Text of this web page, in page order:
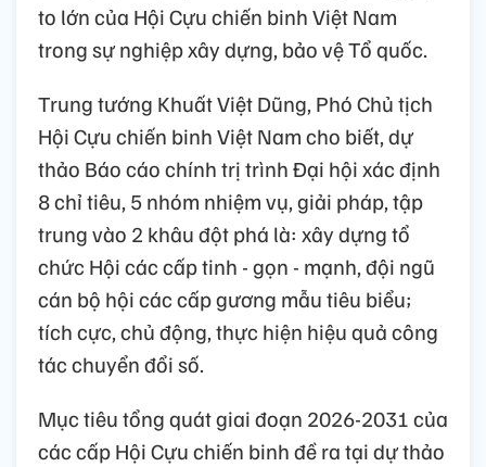
to lớn của Hội Cựu chiến binh Việt Nam
trong sự nghiệp xây dựng, bảo vệ Tổ quốc.
Trung tướng Khuất Việt Dũng, Phó Chủ tịch
Hội Cựu chiến binh Việt Nam cho biết, dự
thảo Báo cáo chính trị trình Đại hội xác định
8 chỉ tiêu, 5 nhóm nhiệm vụ, giải pháp, tập
trung vào 2 khâu đột phá là: xây dựng tổ
chức Hội các cấp tinh - gọn - mạnh, đội ngũ
cán bộ hội các cấp gương mẫu tiêu biểu;
tích cực, chủ động, thực hiện hiệu quả công
tác chuyển đổi số.
Mục tiêu tổng quát giai đoạn 2026-2031 của
các cấp Hội Cựu chiến binh đề ra tại dự thảo